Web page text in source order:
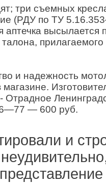
три съемных
(РДУ по ТУ
высылается
прилагаемого
и надежность
Отрадное
— 600 руб.
и